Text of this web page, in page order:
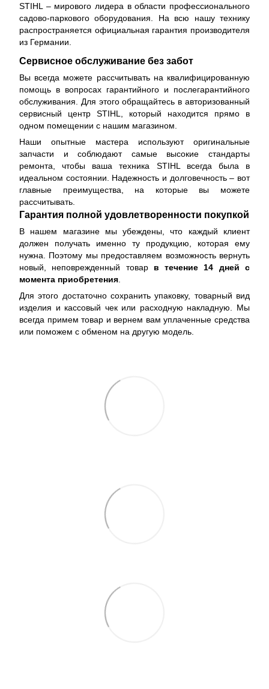
STIHL – мирового лидера в области профессионального
садово-паркового оборудования. На всю нашу технику
распространяется официальная гарантия производителя
из Германии.
Сервисное обслуживание без забот
Вы всегда можете рассчитывать на квалифицированную
помощь в вопросах гарантийного и послегарантийного
обслуживания. Для этого обращайтесь в авторизованный
сервисный центр STIHL, который находится прямо в
одном помещении с нашим магазином.
Наши опытные мастера используют оригинальные
запчасти и соблюдают самые высокие стандарты
ремонта, чтобы ваша техника STIHL всегда была в
идеальном состоянии. Надежность и долговечность – вот
главные преимущества, на которые вы можете
рассчитывать.
Гарантия полной удовлетворенности покупкой
В нашем магазине мы убеждены, что каждый клиент
должен получать именно ту продукцию, которая ему
нужна. Поэтому мы предоставляем возможность вернуть
новый, неповрежденный товар в течение 14 дней с
момента приобретения
Для этого достаточно сохранить упаковку, товарный вид
изделия и кассовый чек или расходную накладную. Мы
всегда примем товар и вернем вам уплаченные средства
или поможем с обменом на другую модель.